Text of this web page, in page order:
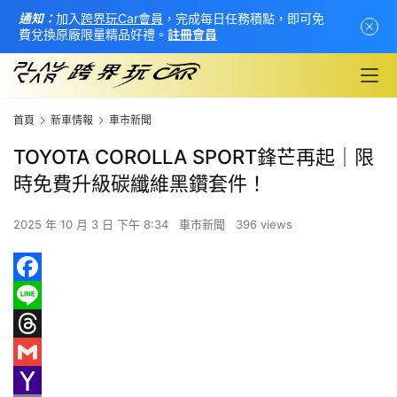
首
頁
新
首頁 新車情報 車市新聞
TOYOTA COROLLA SPORT鋒芒再起｜限
時免費升級碳纖維黑鑽套件！
2025 年 10 月 3 日 下午 8:34 車市新聞 396 views
F
a
c
L
T
G
通知：加入 跨界玩Car會員 ，完成每日任務積點，即可免
費兌換原廠限量精品好禮。 註冊會員